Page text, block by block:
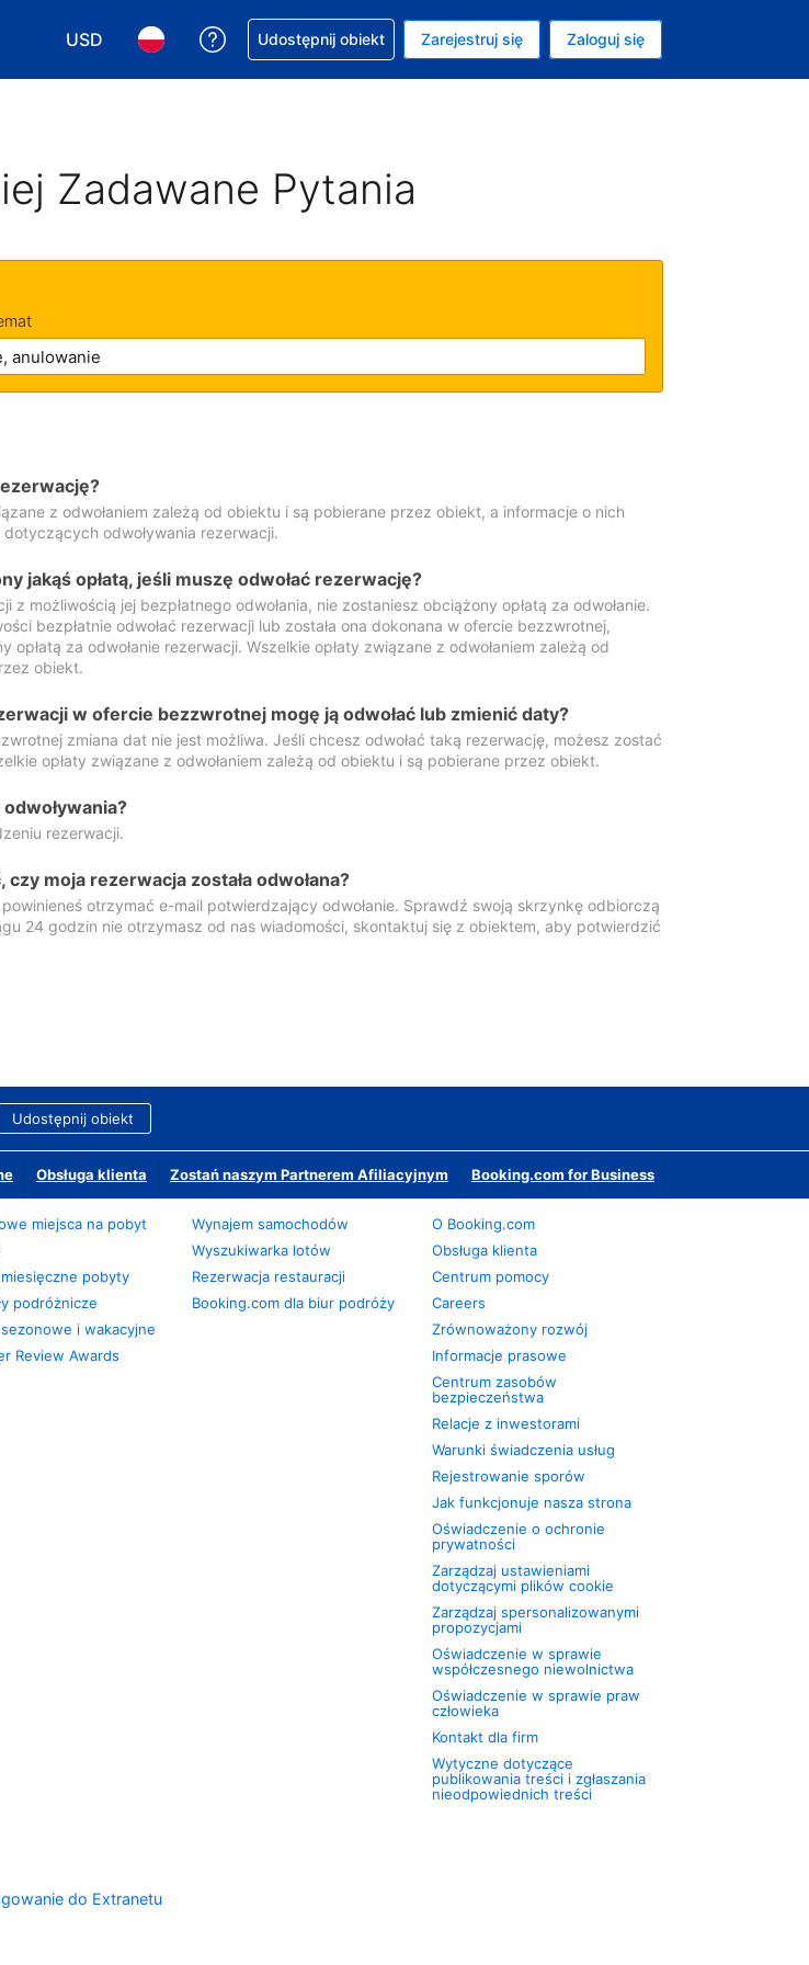
USD
Wybierz walutę. Wybrana waluta to Dolar amerykański
Wybierz język. Wybrany język to Polski
Uzyskaj pomoc w sprawie rezerwacji
Udostępnij obiekt Zarejestruj się Zaloguj się
Zadawane Pytania
z odwołaniem zależą od obiektu i są pobierane przez obiekt, a informacje o nich
odwoływania rezerwacji.
jakąś opłatą, jeśli muszę odwołać rezerwację?
z możliwością jej bezpłatnego odwołania, nie zostaniesz obciążony opłatą za odwołanie.
bezpłatnie odwołać rezerwacji lub została ona dokonana w ofercie bezzwrotnej,
opłatą za odwołanie rezerwacji. Wszelkie opłaty związane z odwołaniem zależą od
obiekt.
w ofercie bezzwrotnej mogę ją odwołać lub zmienić daty?
zmiana dat nie jest możliwa. Jeśli chcesz odwołać taką rezerwację, możesz zostać
opłaty związane z odwołaniem zależą od obiektu i są pobierane przez obiekt.
rezerwacji.
moja rezerwacja została odwołana?
powinieneś otrzymać e-mail potwierdzający odwołanie. Sprawdź swoją skrzynkę odbiorczą
24 godzin nie otrzymasz od nas wiadomości, skontaktuj się z obiektem, aby potwierdzić
Udostępnij obiekt
Obsługa klienta Zostań naszym Partnerem Afiliacyjnym Booking.com for Business
miejsca na pobyt
pobyty
podróżnicze
i wakacyjne
Review Awards
Wynajem samochodów
Wyszukiwarka lotów
Rezerwacja restauracji
Booking.com dla biur podróży
O Booking.com
Obsługa klienta
Centrum pomocy
Careers
Zrównoważony rozwój
Informacje prasowe
Centrum zasobów
bezpieczeństwa
Relacje z inwestorami
Warunki świadczenia usług
Rejestrowanie sporów
Jak funkcjonuje nasza strona
Oświadczenie o ochronie
prywatności
Zarządzaj ustawieniami
dotyczącymi plików cookie
Zarządzaj spersonalizowanymi
propozycjami
Oświadczenie w sprawie
współczesnego niewolnictwa
Oświadczenie w sprawie praw
człowieka
Kontakt dla firm
Wytyczne dotyczące
publikowania treści i zgłaszania
nieodpowiednich treści
do Extranetu